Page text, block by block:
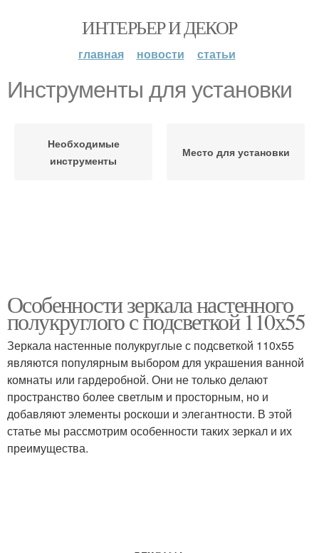
ИНТЕРЬЕР И ДЕКОР
главная новости статьи
Инструменты для установки
Необходимые
инструменты
Место для установки
Особенности зеркала настенного
полукруглого с подсветкой 110х55
Зеркала настенные полукруглые с подсветкой 110х55
являются популярным выбором для украшения ванной
комнаты или гардеробной. Они не только делают
пространство более светлым и просторным, но и
добавляют элементы роскоши и элегантности. В этой
статье мы рассмотрим особенности таких зеркал и их
преимущества.